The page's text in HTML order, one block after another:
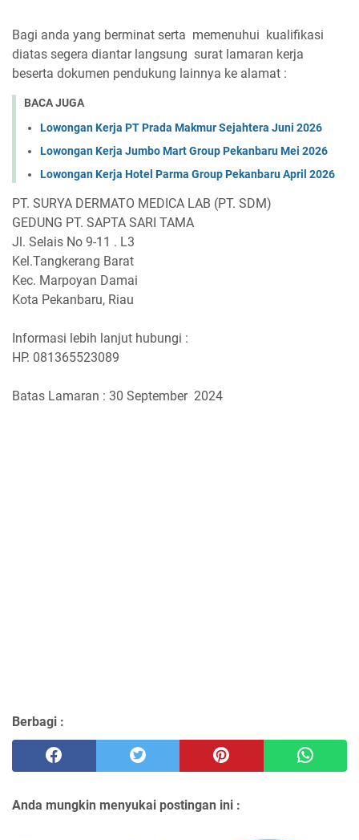
Bagi anda yang berminat serta memenuhui kualifikasi
diatas segera diantar langsung surat lamaran kerja
beserta dokumen pendukung lainnya ke alamat :
BACA JUGA
Lowongan Kerja PT Prada Makmur Sejahtera Juni 2026
Lowongan Kerja Jumbo Mart Group Pekanbaru Mei 2026
Lowongan Kerja Hotel Parma Group Pekanbaru April 2026
PT. SURYA DERMATO MEDICA LAB (PT. SDM)
GEDUNG PT. SAPTA SARI TAMA
Jl. Selais No 9-11 . L3
Kel.Tangkerang Barat
Kec. Marpoyan Damai
Kota Pekanbaru, Riau
Informasi lebih lanjut hubungi :
HP. 081365523089
Batas Lamaran : 30 September 2024
Berbagi :
Anda mungkin menyukai postingan ini :